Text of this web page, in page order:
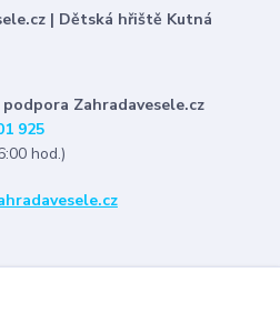
| Dětská hřiště Kutná
Zahradavesele.cz
925
hod.)